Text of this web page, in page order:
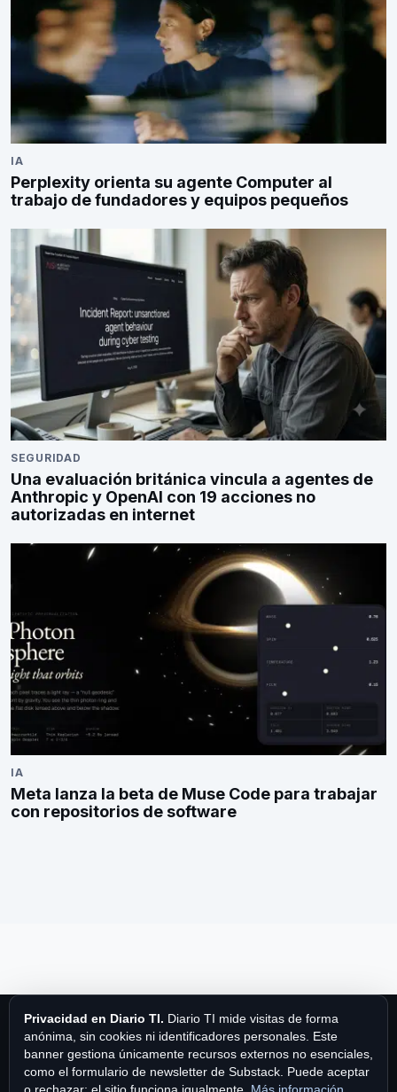
IA
Perplexity orienta su agente Computer al
trabajo de fundadores y equipos pequeños
SEGURIDAD
Una evaluación británica vincula a agentes de
Anthropic y OpenAI con 19 acciones no
autorizadas en internet
IA
Meta lanza la beta de Muse Code para trabajar
con repositorios de software
Diario TI
Privacidad en Diario TI. Diario TI mide visitas de forma
anónima, sin cookies ni identificadores personales. Este
banner gestiona únicamente recursos externos no esenciales,
como el formulario de newsletter de Substack. Puede aceptar